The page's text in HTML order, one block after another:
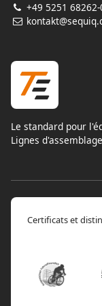
+49 5251 68262-
Le standard pour
Lignes
Certificats et